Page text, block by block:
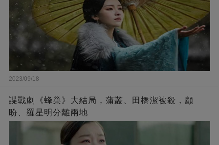
2023/09/18
諜戰劇《蜂巢》大結局，蒲叢、田橋潔被殺，顧
盼、羅星明分離兩地